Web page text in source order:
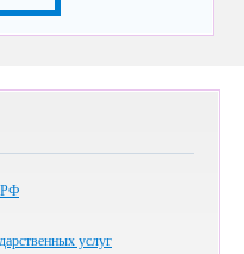
РФ
услуг